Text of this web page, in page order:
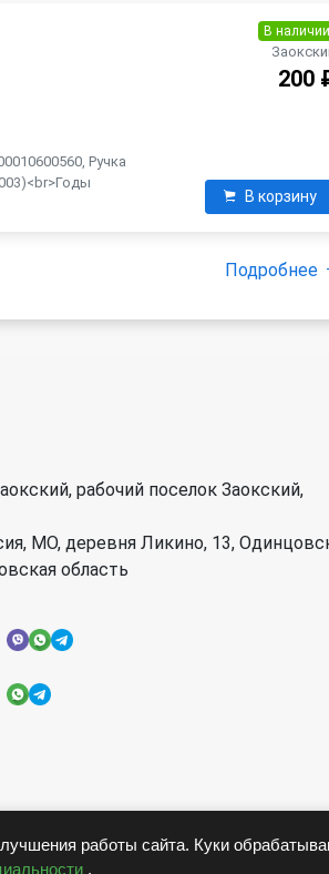
Ручка
В наличии
200
В корзину
Подробнее
рабочий поселок Заокский,
МО, деревня Ликино, 13,
область
работы сайта. Куки
.